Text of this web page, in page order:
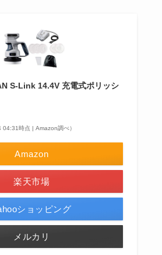
S-Link 14.4V 充電式ポリッシ
04:31時点 | Amazon調べ）
Amazon
楽天市場
ショッピング
メルカリ